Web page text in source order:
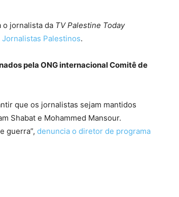
o jornalista da TV Palestine Today
Palestinos.
pela ONG internacional Comitê de
que os jornalistas sejam mantidos
Shabat e Mohammed Mansour.
guerra”, denuncia o diretor de programa